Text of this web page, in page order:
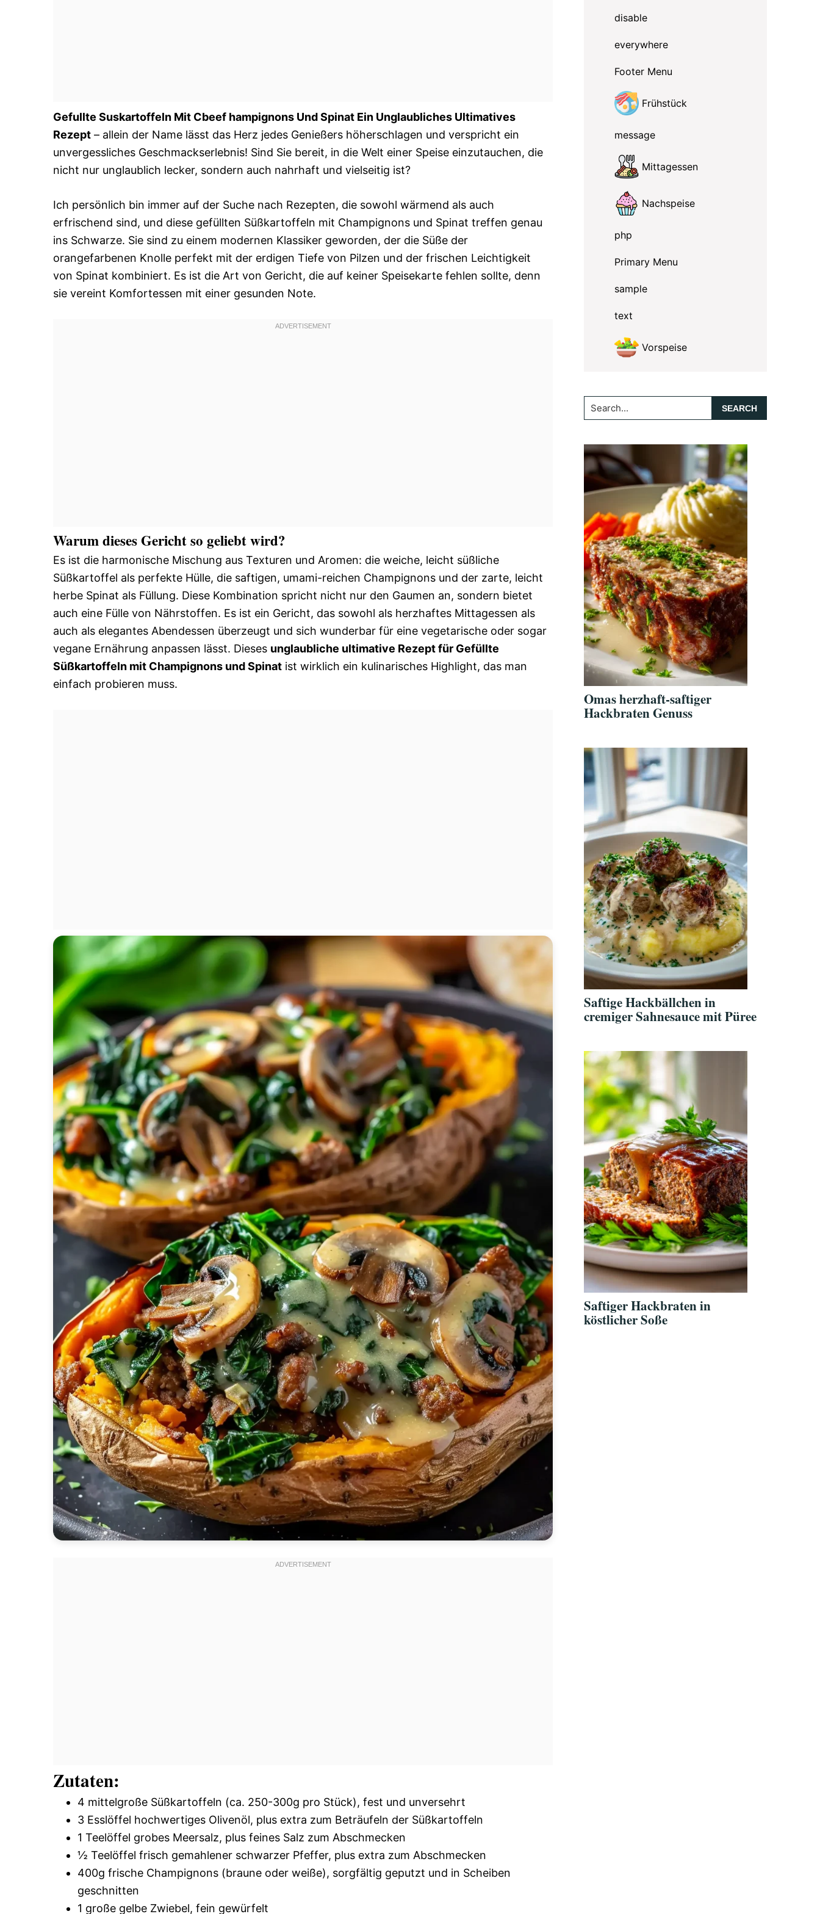
Gefullte Suskartoffeln Mit Cbeef hampignons Und Spinat Ein Unglaubliches Ultimatives
Rezept – allein der Name lässt das Herz jedes Genießers höherschlagen und verspricht ein
unvergessliches Geschmackserlebnis! Sind Sie bereit, in die Welt einer Speise einzutauchen, die
nicht nur unglaublich lecker, sondern auch nahrhaft und vielseitig ist?
Ich persönlich bin immer auf der Suche nach Rezepten, die sowohl wärmend als auch
erfrischend sind, und diese gefüllten Süßkartoffeln mit Champignons und Spinat treffen genau
ins Schwarze. Sie sind zu einem modernen Klassiker geworden, der die Süße der
orangefarbenen Knolle perfekt mit der erdigen Tiefe von Pilzen und der frischen Leichtigkeit
von Spinat kombiniert. Es ist die Art von Gericht, die auf keiner Speisekarte fehlen sollte, denn
sie vereint Komfortessen mit einer gesunden Note.
Warum dieses Gericht so geliebt wird?
Es ist die harmonische Mischung aus Texturen und Aromen: die weiche, leicht süßliche
Süßkartoffel als perfekte Hülle, die saftigen, umami-reichen Champignons und der zarte, leicht
herbe Spinat als Füllung. Diese Kombination spricht nicht nur den Gaumen an, sondern bietet
auch eine Fülle von Nährstoffen. Es ist ein Gericht, das sowohl als herzhaftes Mittagessen als
auch als elegantes Abendessen überzeugt und sich wunderbar für eine vegetarische oder sogar
vegane Ernährung anpassen lässt. Dieses unglaubliche ultimative Rezept für Gefüllte
Süßkartoffeln mit Champignons und Spinat ist wirklich ein kulinarisches Highlight, das man
einfach probieren muss.
Zutaten:
4 mittelgroße Süßkartoffeln (ca. 250-300g pro Stück), fest und unversehrt
3 Esslöffel hochwertiges Olivenöl, plus extra zum Beträufeln der Süßkartoffeln
1 Teelöffel grobes Meersalz, plus feines Salz zum Abschmecken
½ Teelöffel frisch gemahlener schwarzer Pfeffer, plus extra zum Abschmecken
400g frische Champignons (braune oder weiße), sorgfältig geputzt und in Scheiben
geschnitten
1 große gelbe Zwiebel, fein gewürfelt
disable
everywhere
Footer Menu
Frühstück
message
Mittagessen
Nachspeise
php
Primary Menu
sample
text
Vorspeise
Search...
Omas herzhaft-saftiger
Hackbraten Genuss
Saftige Hackbällchen in
cremiger Sahnesauce mit Püree
Saftiger Hackbraten in
köstlicher Soße